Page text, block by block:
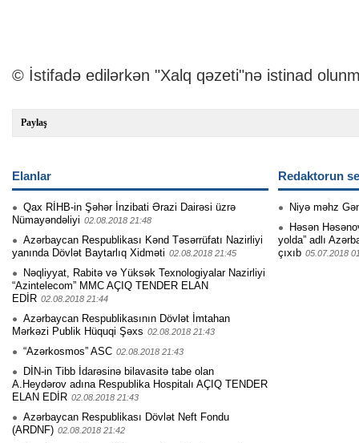
© İstifadə edilərkən "Xalq qəzeti"nə istinad
Paylaş
Elanlar
Qax RİHB-in Şəhər İnzibati Ərazi Dairəsi üzrə
Nümayəndəliyi 02.08.2018 21:48
Azərbaycan Respublikası Kənd Təsərrüfatı Nazirliyi
yanında Dövlət Baytarlıq Xidməti 02.08.2018 21:45
Nəqliyyat, Rabitə və Yüksək Texnologiyalar Nazirliyi
“Azintelecom” MMC AÇIQ TENDER ELAN
EDİR 02.08.2018 21:44
Azərbaycan Respublikasının Dövlət İmtahan
Mərkəzi Publik Hüquqi Şəxs 02.08.2018 21:43
“Azərkosmos” ASC 02.08.2018 21:43
DİN-in Tibb İdarəsinə bilavasitə tabe olan
A.Heydərov adına Respublika Hospitalı AÇIQ TENDER
ELAN EDİR 02.08.2018 21:43
Azərbaycan Respublikası Dövlət Neft Fondu
(ARDNF) 02.08.2018 21:42
Redaktorun
Niyə məhz
Həsən
yolda” adlı
çıxıb 05.07.2018